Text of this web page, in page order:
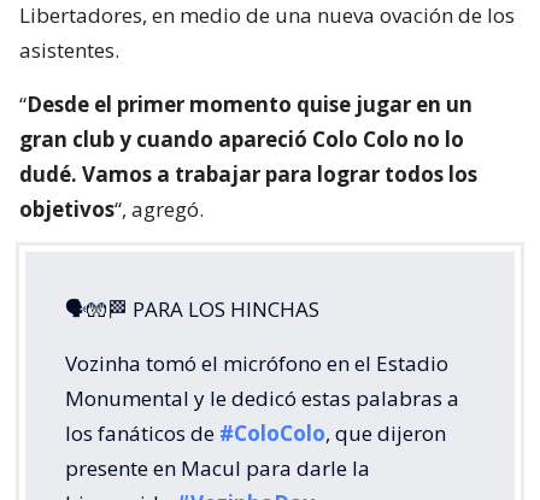
Libertadores, en medio de una nueva ovación de los
asistentes.
“Desde el primer momento quise jugar en un
gran club y cuando apareció Colo Colo no lo
dudé. Vamos a trabajar para lograr todos los
objetivos“, agregó.
🗣🧤🏁 PARA LOS HINCHAS
Vozinha tomó el micrófono en el Estadio
Monumental y le dedicó estas palabras a
los fanáticos de #ColoColo, que dijeron
presente en Macul para darle la